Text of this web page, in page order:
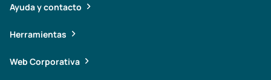
Ayuda y contacto
Herramientas
Web Corporativa